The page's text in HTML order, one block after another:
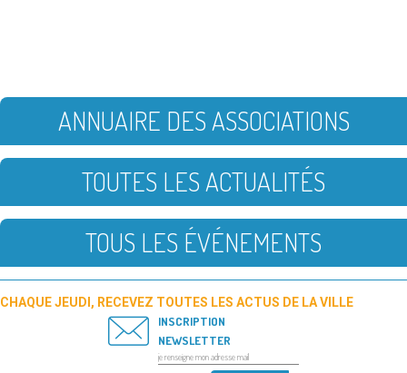
ANNUAIRE DES ASSOCIATIONS
TOUTES LES ACTUALITÉS
TOUS LES ÉVÉNEMENTS
CHAQUE JEUDI, RECEVEZ TOUTES LES ACTUS DE LA VILLE
INSCRIPTION
NEWSLETTER